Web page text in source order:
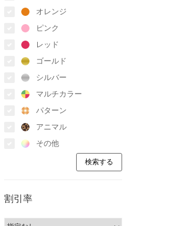
オレンジ
ピンク
レッド
ゴールド
シルバー
マルチカラー
パターン
アニマル
その他
割引率